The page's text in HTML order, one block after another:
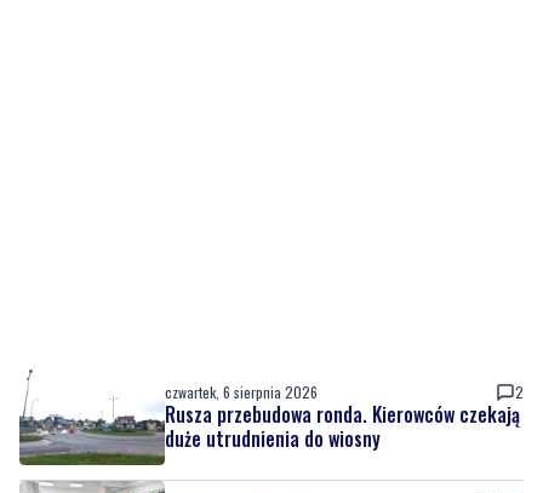
czwartek, 6 sierpnia 2026 2
Rusza przebudowa ronda. Kierowców czekają
duże utrudnienia do wiosny